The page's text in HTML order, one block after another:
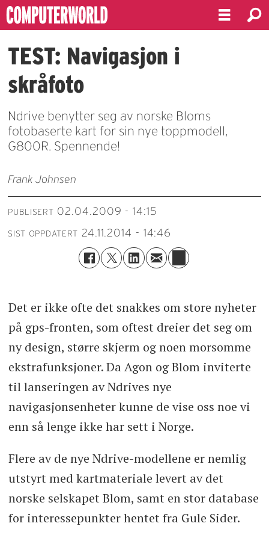
TEST: Navigasjon i
skråfoto
Ndrive benytter seg av norske Bloms
fotobaserte kart for sin nye toppmodell,
G800R. Spennende!
Frank Johnsen
PUBLISERT 02.04.2009 - 14:15
SIST OPPDATERT 24.11.2014 - 14:46
Det er ikke ofte det snakkes om store nyheter
på gps-fronten, som oftest dreier det seg om
ny design, større skjerm og noen morsomme
ekstrafunksjoner. Da Agon og Blom inviterte
til lanseringen av Ndrives nye
navigasjonsenheter kunne de vise oss noe vi
enn så lenge ikke har sett i Norge.
Flere av de nye Ndrive-modellene er nemlig
utstyrt med kartmateriale levert av det
norske selskapet Blom, samt en stor database
for interessepunkter hentet fra Gule Sider.